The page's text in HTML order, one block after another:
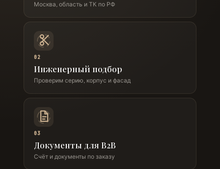
Москва, область и ТК по РФ
02
Инженерный подбор
Проверим серию, корпус и фасад
03
Документы для B2B
Счёт и документы по заказу